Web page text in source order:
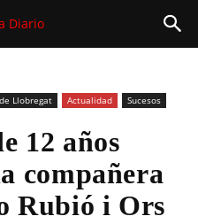
Llobregat Actualidad Sucesos
12 años
compañera
Rubió i Ors